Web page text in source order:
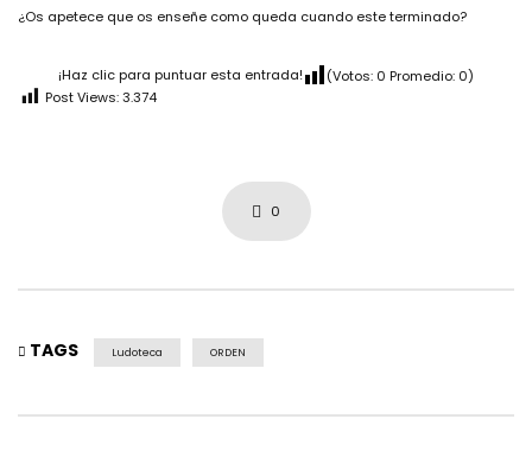
¿Os apetece que os enseñe como queda cuando este terminado?
¡Haz clic para puntuar esta entrada! (Votos: 0 Promedio: 0)
Post Views:3.374
0
TAGS Ludoteca ORDEN